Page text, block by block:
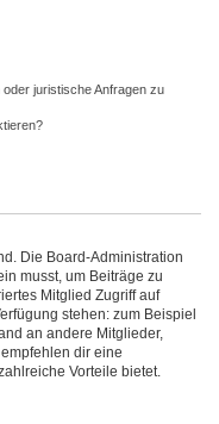
juristische Anfragen zu
Die Board-Administration
musst, um Beiträge zu
Mitglied Zugriff auf
stehen: zum Beispiel
an andere Mitglieder,
dir eine
Vorteile bietet.